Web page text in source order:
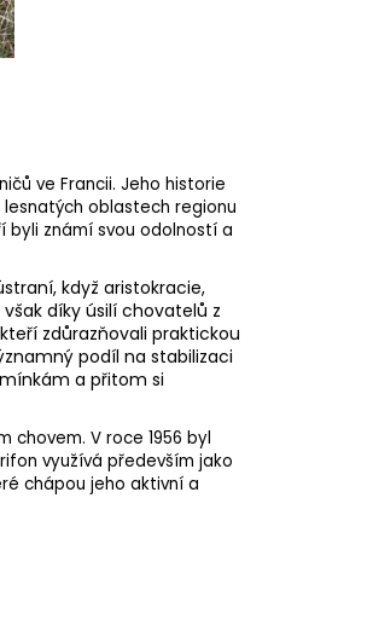
ve Francii. Jeho historie
lesnatých oblastech regionu
byli známí svou odolností a
když aristokracie,
díky úsilí chovatelů z
zdůrazňovali praktickou
podíl na stabilizaci
a přitom si
chovem. V roce 1956 byl
využívá především jako
chápou jeho aktivní a